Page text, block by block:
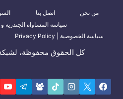
من نحن اتصل بنا
سياسة المساواة الجندرية و
سياسة الخصوصية | Privacy Policy
كل الحقوق محفوظة، لشبكة درعا